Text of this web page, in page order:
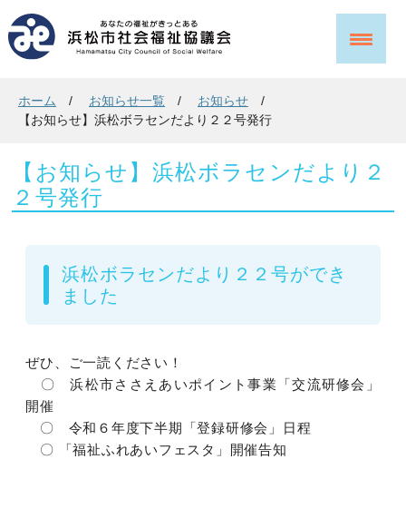
ホーム お知らせ一覧
お知らせ
【お知らせ】浜松ボラセンだより２２号発行
【お知らせ】浜松ボラセンだより２
２号発行
浜松ボラセンだより２２号ができ
ました
ぜひ、ご一読ください！
〇 浜松市ささえあいポイント事業「交流研修会」
開催
〇 令和６年度下半期「登録研修会」日程
〇 「福祉ふれあいフェスタ」開催告知